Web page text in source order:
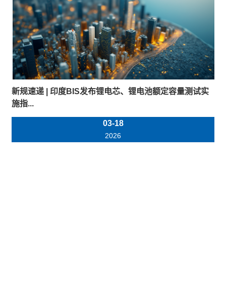
新规速递 | 印度BIS发布锂电芯、锂电池额定容量测试实
施指...
03-18
2026